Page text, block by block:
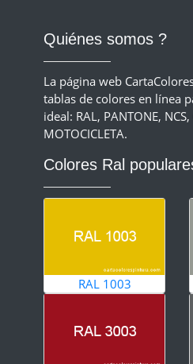
Quiénes somos ?
La página web
tablas de colores en línea
ideal: RAL, PANTONE, NCS,
MOTOCICLETA.
Colores Ral
RAL 1003